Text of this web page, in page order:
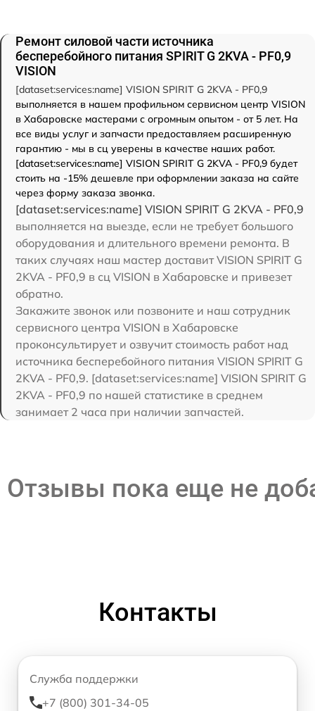
Ремонт силовой части источника
бесперебойного питания SPIRIT G 2KVA - PF0,9
VISION
[dataset:services:name] VISION SPIRIT G 2KVA - PF0,9
выполняется в нашем профильном сервисном центр VISION
в Хабаровске мастерами с огромным опытом - от 5 лет. На
все виды услуг и запчасти предоставляем расширенную
гарантию - мы в сц уверены в качестве наших работ.
[dataset:services:name] VISION SPIRIT G 2KVA - PF0,9 будет
стоить на -15% дешевле при оформлении заказа на сайте
через форму заказа звонка.
[dataset:services:name] VISION SPIRIT G 2KVA - PF0,9
выполняется на выезде, если не требует большого
оборудования и длительного времени ремонта. В
таких случаях наш мастер доставит VISION SPIRIT G
2KVA - PF0,9 в сц VISION в Хабаровске и привезет
обратно.
Закажите звонок или позвоните и наш сотрудник
сервисного центра VISION в Хабаровске
проконсультирует и озвучит стоимость работ над
источника бесперебойного питания VISION SPIRIT G
2KVA - PF0,9. [dataset:services:name] VISION SPIRIT G
2KVA - PF0,9 по нашей статистике в среднем
занимает 2 часа при наличии запчастей.
Отзывы пока еще не
Контакты
Служба поддержки
+7 (800) 301-34-05